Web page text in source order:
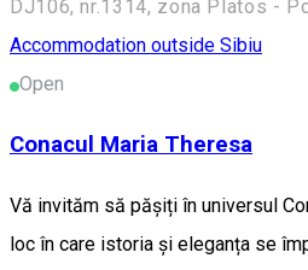
Accommodation outside Sibiu
Open
Conacul Maria Theresa
Vă invităm să pășiți în universul
loc în care istoria și eleganța se